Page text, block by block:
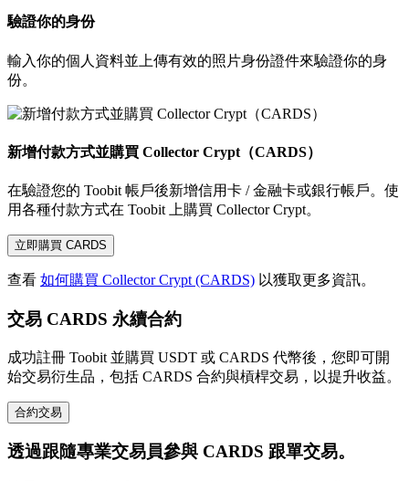
驗證你的身份
輸入你的個人資料並上傳有效的照片身份證件來驗證你的身
份。
新增付款方式並購買 Collector Crypt（CARDS）
在驗證您的 Toobit 帳戶後新增信用卡 / 金融卡或銀行帳戶。使
用各種付款方式在 Toobit 上購買 Collector Crypt。
立即購買 CARDS
查看 如何購買 Collector Crypt (CARDS) 以獲取更多資訊。
交易 CARDS 永續合約
成功註冊 Toobit 並購買 USDT 或 CARDS 代幣後，您即可開
始交易衍生品，包括 CARDS 合約與槓桿交易，以提升收益。
合約交易
透過跟隨專業交易員參與 CARDS 跟單交易。